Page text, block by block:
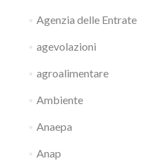
Agenzia delle Entrate
agevolazioni
agroalimentare
Ambiente
Anaepa
Anap